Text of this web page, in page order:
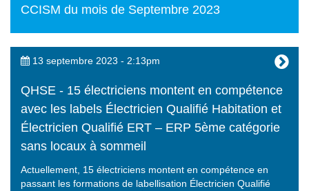
CCISM du mois de Septembre 2023
13 septembre 2023 - 2:13pm
QHSE - 15 électriciens montent en compétence
avec les labels Électricien Qualifié Habitation et
Électricien Qualifié ERT – ERP 5ème catégorie
sans locaux à sommeil
Actuellement, 15 électriciens montent en compétence en
passant les formations de labellisation Électricien Qualifié